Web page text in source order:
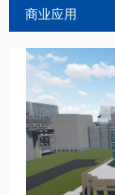
商业应用